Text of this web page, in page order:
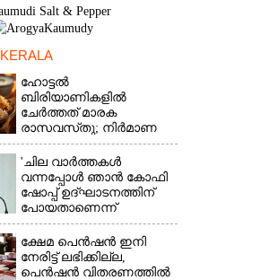
KERALA
ഹോട്ടൽ
ബിരിയാണികളിൽ
ചേർത്തത് മാരക
രാസവസ്‌തു; നിർമാണ
യൂണിറ്റിൽ എലികാഷ്‌ടവും
കുപ്പിച്ചില്ലും
'ചില വാർത്തകൾ
വന്നപ്പോൾ ഞാൻ കോഫി
ഷോപ്പ് ഉദ്ഘാടനത്തിന്
പോയതാണെന്ന്
വിചാരിച്ചു, 400 കോടിയുടെ
പ്രോജക്ടാണ് അത്'
ക്ഷേമ പെൻഷൻ ഇനി
നേരിട്ട് ലഭിക്കില്ല,​
പെൻഷൻ വിതരണത്തിൽ